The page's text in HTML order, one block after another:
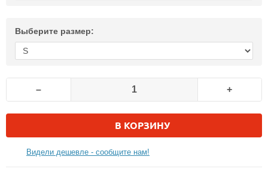
Выберите размер:
– +
В КОРЗИНУ
Видели дешевле - сообщите нам!